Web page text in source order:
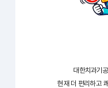
대한치과기
현재 더 편리하고